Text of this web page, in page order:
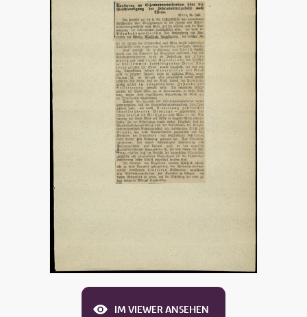
IM VIEWER ANSEHEN